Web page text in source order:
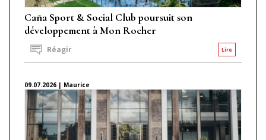
Caña Sport & Social Club poursuit son
développement à Mon Rocher
Lire
Réagir
09.07.2026 | Maurice